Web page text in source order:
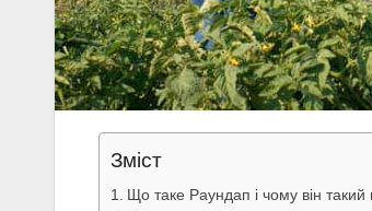
Зміст
Що таке Раундап і чому він